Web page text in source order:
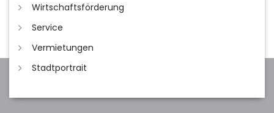
Wirtschaftsförderung
Service
Vermietungen
Stadtportrait